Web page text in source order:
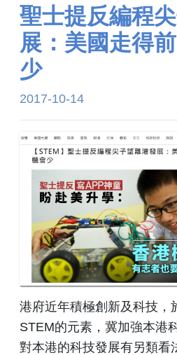
聖士提反編程
展：美國走得
少
2017-10-14
港府近年積極創新及科技，
STEM的元素，冀加強本港
對本港的科技發展有另類看